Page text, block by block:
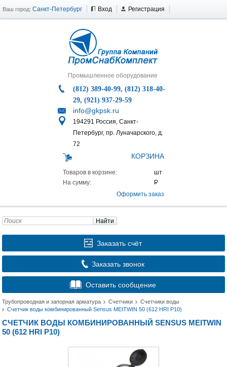
Ваш город: Санкт-Петербург Вход Регистрация
Промышленное оборудование
(812) 389-40-99, (812) 318-40-
29, (921) 937-29-59
info@gkpsk.ru
194291 Россия, Санкт-
Петербург, пр. Луначарского, д.
72
КОРЗИНА
Товаров в корзине:
На сумму:
Оформить заказ
Найти
Заказать счёт
Заказать звонок
Оставить сообщение
Трубопроводная и запорная арматура Счетчики
Счетчики воды
Счетчик воды комбинированный Sensus MEITWIN 50 (612 HRI P10)
СЧЕТЧИК ВОДЫ КОМБИНИРОВАННЫЙ SENSUS MEITWIN
50 (612 HRI P10)